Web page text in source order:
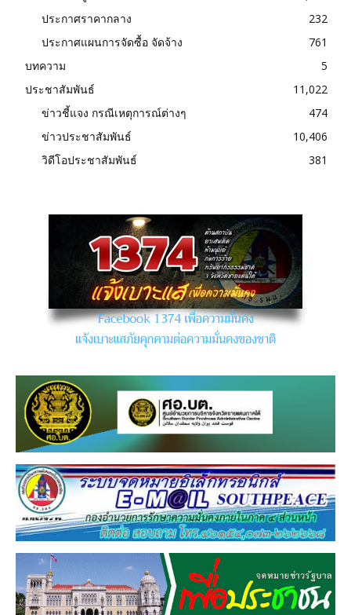
ประกาศราคากลาง
232
ประกาศแผนการจัดซื้อ จัดจ้าง
761
บทความ
5
ประชาสัมพันธ์
11,022
ข่าวชี้แจง กรณีเหตุการณ์ต่างๆ
474
ข่าวประชาสัมพันธ์
10,406
วิดีโอประชาสัมพันธ์
381